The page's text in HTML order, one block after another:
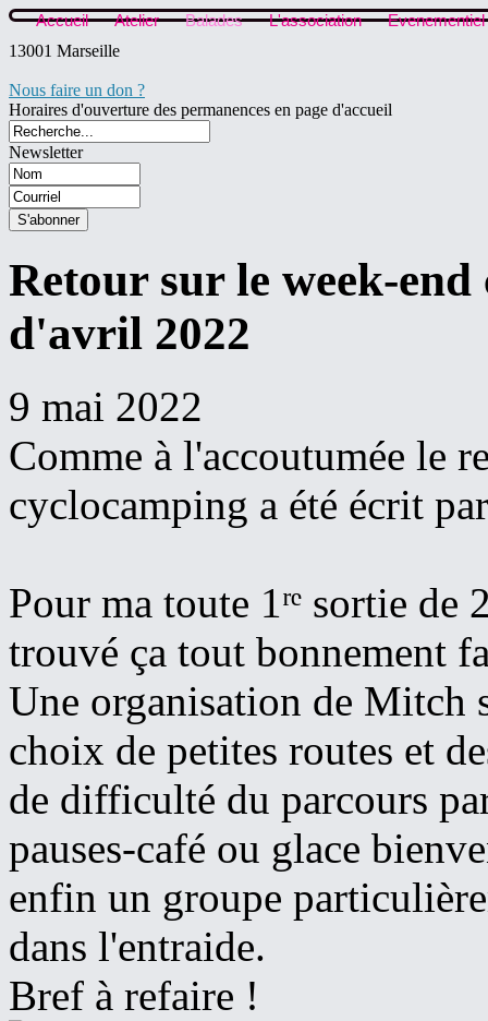
Accueil Atelier Balades L'association
Evenementiel
13001 Marseille
Nous faire un don ?
Horaires d'ouverture des permanences en page d'accueil
Newsletter
Retour sur le week-
d'avril 2022
9 mai 2022
Comme à l'accoutumée le
cyclocamping a été écrit
Pour ma toute 1ʳᵉ sortie
trouvé ça tout bonnement
Une organisation de Mitch
choix de petites routes et
de difficulté du parcours
pauses-café ou glace
enfin un groupe
dans l'entraide.
Bref à refaire !